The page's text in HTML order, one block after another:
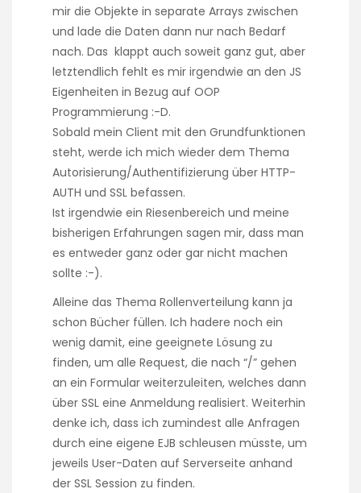
mir die Objekte in separate Arrays zwischen
und lade die Daten dann nur nach Bedarf
nach. Das klappt auch soweit ganz gut, aber
letztendlich fehlt es mir irgendwie an den JS
Eigenheiten in Bezug auf OOP
Programmierung :-D.
Sobald mein Client mit den Grundfunktionen
steht, werde ich mich wieder dem Thema
Autorisierung/Authentifizierung über HTTP-
AUTH und SSL befassen.
Ist irgendwie ein Riesenbereich und meine
bisherigen Erfahrungen sagen mir, dass man
es entweder ganz oder gar nicht machen
sollte :-).
Alleine das Thema Rollenverteilung kann ja
schon Bücher füllen. Ich hadere noch ein
wenig damit, eine geeignete Lösung zu
finden, um alle Request, die nach “/” gehen
an ein Formular weiterzuleiten, welches dann
über SSL eine Anmeldung realisiert. Weiterhin
denke ich, dass ich zumindest alle Anfragen
durch eine eigene EJB schleusen müsste, um
jeweils User-Daten auf Serverseite anhand
der SSL Session zu finden.